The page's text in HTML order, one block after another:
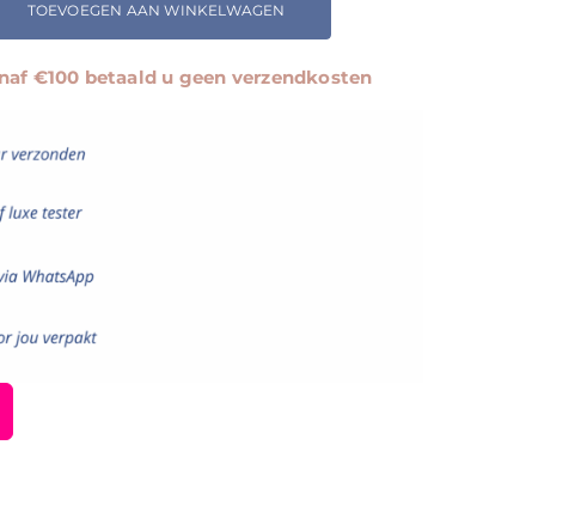
TOEVOEGEN AAN WINKELWAGEN
€100 betaald u geen verzendkosten